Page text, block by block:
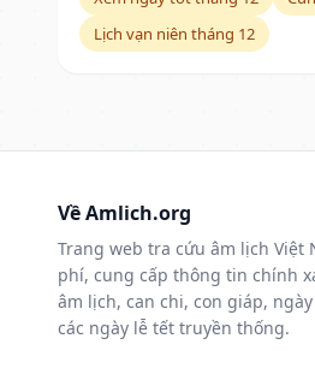
Lịch vạn niên tháng 12
Về Amlich.org
Trang web tra cứu âm lịch Việt
phí, cung cấp thông tin chính
âm lịch, can chi, con giáp,
các ngày lễ tết truyền thống.